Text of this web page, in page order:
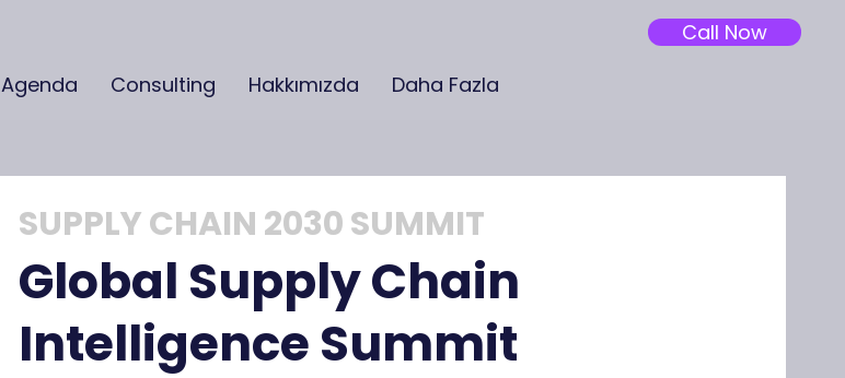
Call Now
Agenda Consulting Hakkımızda Daha Fazla
SUPPLY CHAIN 2030 SUMMIT
Global Supply Chain
Intelligence Summit